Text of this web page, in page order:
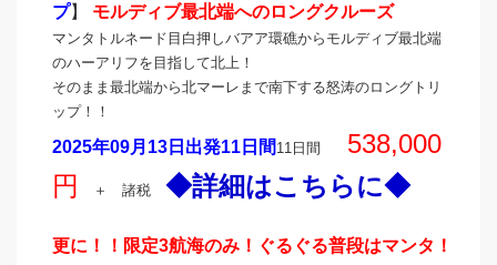
プ】 モルディブ最北端へのロングクルーズ
マンタトルネード目白押しバアア環礁からモルディブ最北端
のハーアリフを目指して北上！
そのまま最北端から北マーレまで南下する怒涛のロングトリ
ップ！！
2025年09月13日出発11日間 11日間
538,000
円
＋ 諸税 ◆詳細はこちらに◆
更に！！限定3航海のみ！ぐるぐる普段はマンタ！